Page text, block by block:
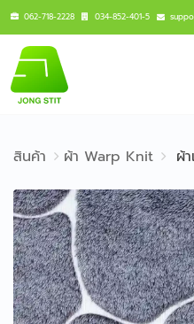
062-718-2228 034-852-401-5
สินค้า ผ้า Warp Knit ผ้